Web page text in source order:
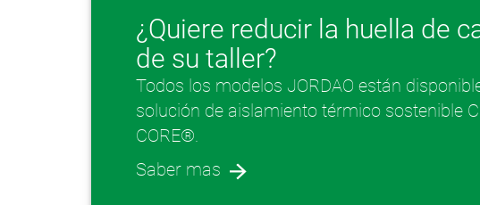
¿Quiere reducir la huella de
de su taller?
Todos los modelos JORDAO están
solución de aislamiento térmico sostenible
CORE®.
Saber mas